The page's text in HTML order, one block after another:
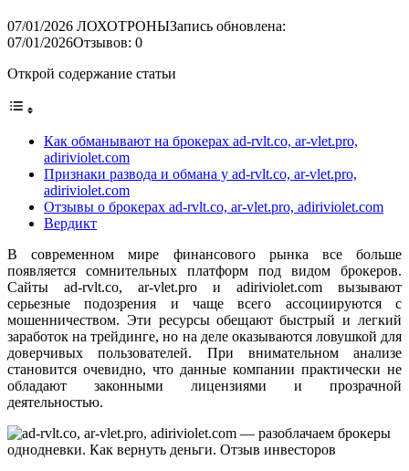
07/01/2026 ЛОХОТРОНЫЗапись обновлена:
07/01/2026Отзывов: 0
Открой содержание статьи
Как обманывают на брокерах ad-rvlt.co, ar-vlet.pro,
adiriviolet.com
Признаки развода и обмана у ad-rvlt.co, ar-vlet.pro,
adiriviolet.com
Отзывы о брокерах ad-rvlt.co, ar-vlet.pro, adiriviolet.com
Вердикт
В современном мире финансового рынка все больше
появляется сомнительных платформ под видом брокеров.
Сайты ad-rvlt.co, ar-vlet.pro и adiriviolet.com вызывают
серьезные подозрения и чаще всего ассоциируются с
мошенничеством. Эти ресурсы обещают быстрый и легкий
заработок на трейдинге, но на деле оказываются ловушкой для
доверчивых пользователей. При внимательном анализе
становится очевидно, что данные компании практически не
обладают законными лицензиями и прозрачной
деятельностью.